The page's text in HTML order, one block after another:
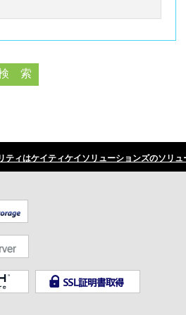
ィはケイティケイソリューションズのソリュ